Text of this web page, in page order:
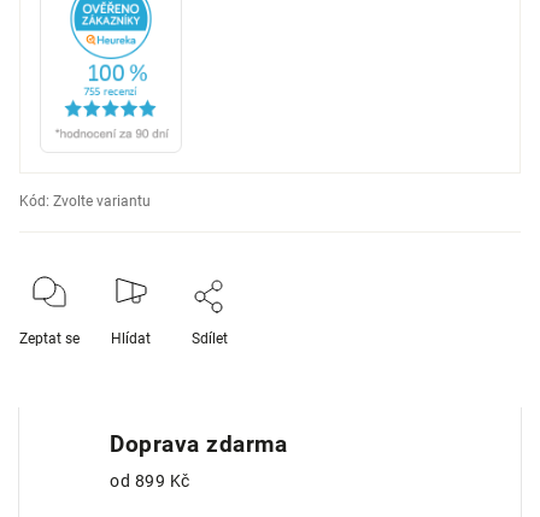
Kód: Zvolte variantu
Zeptat se Hlídat Sdílet
Doprava zdarma
od 899 Kč